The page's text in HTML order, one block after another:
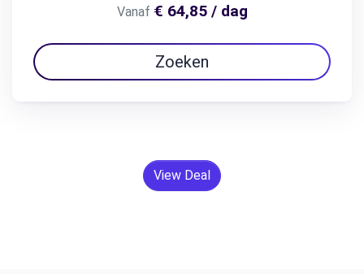
Vanaf € 64,85 / dag
Zoeken
View Deal